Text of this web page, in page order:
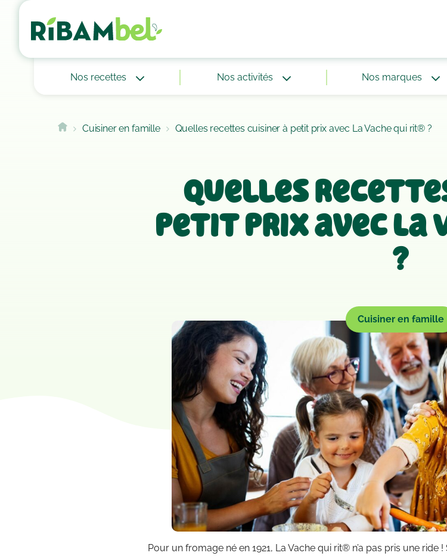
Nos recettes Nos activités Nos marques
Cuisiner en famille Quelles recettes cuisiner à petit prix avec La Vache qui rit® ?
Quelles
petit prix avec La
?
Cuisiner en famille
Pour un fromage né en 1921, La Vache qui rit® n’a pas pris une ride
Cookies management panel